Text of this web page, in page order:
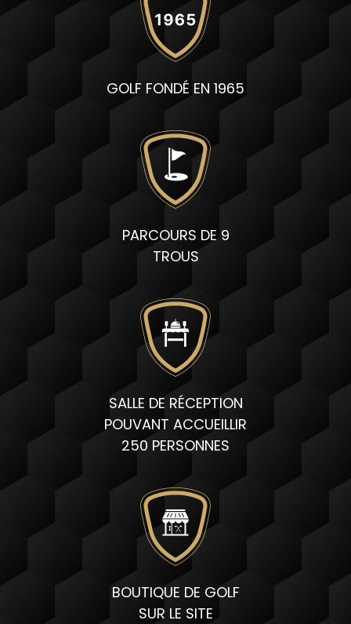
GOLF FONDÉ EN 1965
PARCOURS DE 9
TROUS
SALLE DE RÉCEPTION
POUVANT ACCUEILLIR
250 PERSONNES
BOUTIQUE DE GOLF
SUR LE SITE